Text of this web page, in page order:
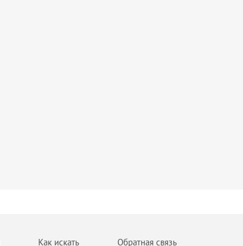
Как искать Обратная связь